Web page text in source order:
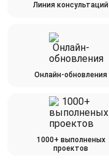
Линия консультаций
Онлайн-обновления
1000+ выполненых
проектов